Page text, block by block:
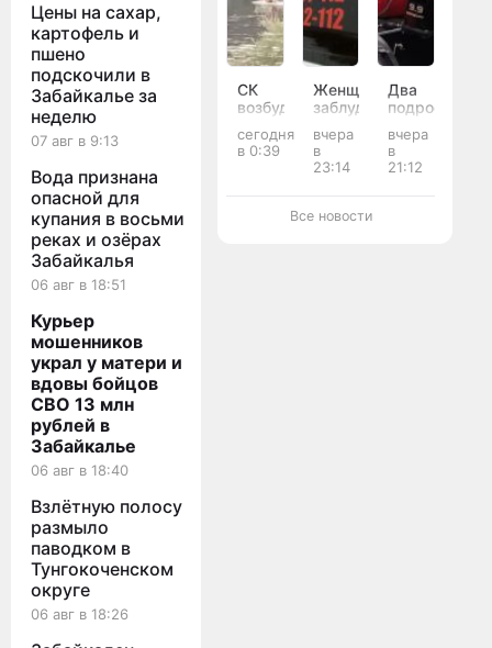
Цены на сахар,
картофель и
пшено
подскочили в
Забайкалье за
неделю
07 авг в 9:13
Вода признана
опасной для
купания в восьми
реках и озёрах
Забайкалья
06 авг в 18:51
Курьер
мошенников
украл у матери и
вдовы бойцов
СВО 13 млн
рублей в
Забайкалье
06 авг в 18:40
Взлётную полосу
размыло
паводком в
Тунгокоченском
округе
06 авг в 18:26
СК
возбудил
после
гибели
подростков
сегодня
в 0:39
Женщина
заблудилась
лесу
в
Читинском
округе
вчера
в
23:14
Два
подростка
в
Ингоде
в
Чите
вчера
в
21:12
Все новости